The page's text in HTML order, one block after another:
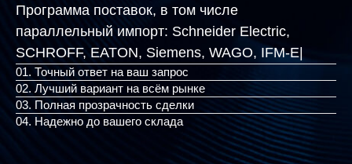
Программа поставок, в том числе
параллельный импорт: Schneider Electric,
SCHROFF, EATON, Siemens,
01. Точный ответ на ваш запрос
02. Лучший вариант на всём рынке
03. Полная прозрачность сделки
04. Надежно до вашего склада